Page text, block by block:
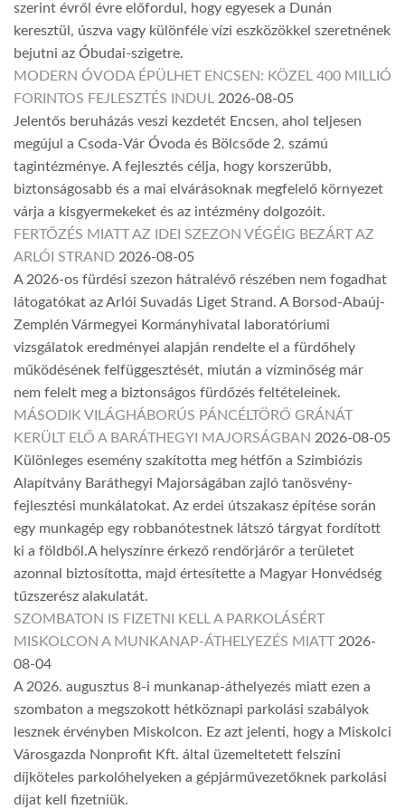
szerint évről évre előfordul, hogy egyesek a Dunán
keresztül, úszva vagy különféle vízi eszközökkel szeretnének
bejutni az Óbudai-szigetre.
MODERN ÓVODA ÉPÜLHET ENCSEN: KÖZEL 400 MILLIÓ
FORINTOS FEJLESZTÉS INDUL 2026-08-05
Jelentős beruházás veszi kezdetét Encsen, ahol teljesen
megújul a Csoda-Vár Óvoda és Bölcsőde 2. számú
tagintézménye. A fejlesztés célja, hogy korszerűbb,
biztonságosabb és a mai elvárásoknak megfelelő környezet
várja a kisgyermekeket és az intézmény dolgozóit.
FERTŐZÉS MIATT AZ IDEI SZEZON VÉGÉIG BEZÁRT AZ
ARLÓI STRAND 2026-08-05
A 2026-os fürdési szezon hátralévő részében nem fogadhat
látogatókat az Arlói Suvadás Liget Strand. A Borsod-Abaúj-
Zemplén Vármegyei Kormányhivatal laboratóriumi
vizsgálatok eredményei alapján rendelte el a fürdőhely
működésének felfüggesztését, miután a vízminőség már
nem felelt meg a biztonságos fürdőzés feltételeinek.
MÁSODIK VILÁGHÁBORÚS PÁNCÉLTÖRŐ GRÁNÁT
KERÜLT ELŐ A BARÁTHEGYI MAJORSÁGBAN 2026-08-05
Különleges esemény szakította meg hétfőn a Szimbiózis
Alapítvány Baráthegyi Majorságában zajló tanösvény-
fejlesztési munkálatokat. Az erdei útszakasz építése során
egy munkagép egy robbanótestnek látszó tárgyat fordított
ki a földből.A helyszínre érkező rendőrjárőr a területet
azonnal biztosította, majd értesítette a Magyar Honvédség
tűzszerész alakulatát.
SZOMBATON IS FIZETNI KELL A PARKOLÁSÉRT
MISKOLCON A MUNKANAP-ÁTHELYEZÉS MIATT 2026-
08-04
A 2026. augusztus 8-i munkanap-áthelyezés miatt ezen a
szombaton a megszokott hétköznapi parkolási szabályok
lesznek érvényben Miskolcon. Ez azt jelenti, hogy a Miskolci
Városgazda Nonprofit Kft. által üzemeltetett felszíni
díjköteles parkolóhelyeken a gépjárművezetőknek parkolási
díjat kell fizetniük.